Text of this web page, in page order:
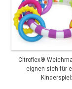
Citroflex®
eignen sich für